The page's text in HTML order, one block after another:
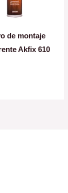
de montaje
Akfix 610